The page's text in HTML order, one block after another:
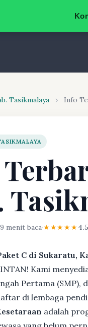
Tasikmalaya › Info
9 menit baca·★★★★★4.5
C di Sukaratu,
Kami
Pertama (SMP),
di lembaga
adalah